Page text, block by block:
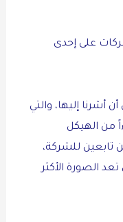
على إحدى
أشرنا إليها، والتي
من الهيكل
تابعين للشركة،
الصورة الأكثر